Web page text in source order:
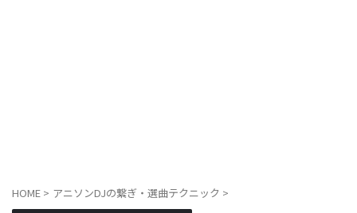
HOME > アニソンDJの繋ぎ・選曲テクニック >